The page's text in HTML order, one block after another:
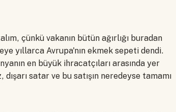
çünkü vakanın bütün ağırlığı buradan
yıllarca Avrupa'nın ekmek sepeti dendi.
en büyük ihracatçıları arasında yer
satar ve bu satışın neredeyse tamamı